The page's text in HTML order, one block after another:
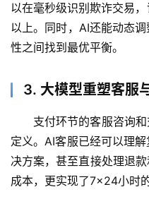
I
日
源
项
目
以在毫秒级识别欺诈交易
以上。同时，AI还能动态
性之间找到最优平衡。
3. 大模型重塑客服
支付环节的客服咨询
定义。AI客服已经可以理
决方案，甚至直接处理退
成本，更实现了7×24小时